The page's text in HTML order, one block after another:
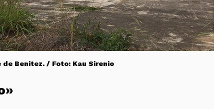
Benitez. / Foto: Kau Sirenio